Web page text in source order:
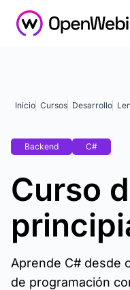
Inicio Cursos Desarrollo
Backend C#
Curso
Aprende C# desde
de programación